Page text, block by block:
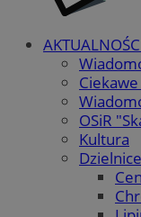
OSiR
Kultura
Dzielnice